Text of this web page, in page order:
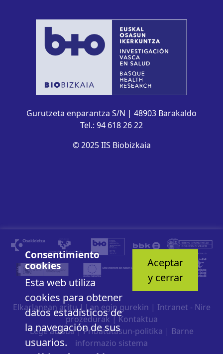
Gurutzeta enparantza S/N | 48903 Barakaldo
Tel.: 94 618 26 22
© 2025 IIS Biobizkaia
Consentimiento
cookies
Esta web utiliza
cookies para obtener
datos estadísticos de
la navegación de sus
usuarios.
Aceptar
y cerrar
Elkarlanean aritu| Lan egin gurekin | Intranet - Nire
prozedurak|Kontaktua
Lege abisua|Pribatutasun-politika | Barne
informazio sistema